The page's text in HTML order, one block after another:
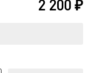
2 200₽